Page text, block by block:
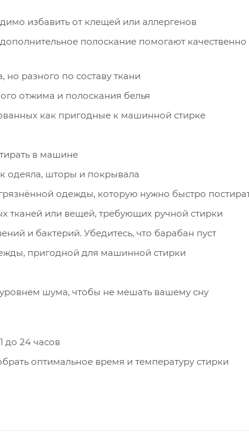
избавить от клещей или аллергенов
полоскание помогают качественно
разного по составу ткани
отжима и полоскания белья
как пригодные к машинной стирке
в машине
одеяла, шторы и покрывала
одежды, которую нужно быстро
или вещей, требующих ручной стирки
и бактерий. Убедитесь, что барабан пуст
пригодной для машинной стирки
шума, чтобы не мешать вашему сну
до 24 часов
оптимальное время и температуру стирки